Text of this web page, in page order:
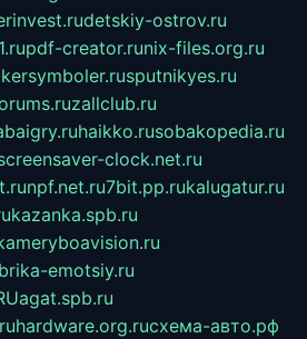
detskiy-ostrov.ru
pdf-creator.runix-files.org.ru
sputnikyes.ru
zallclub.ru
haikko.rusobakopedia.ru
clock.net.ru
npf.net.ru7bit.pp.rukalugatur.ru
kazanka.spb.ru
emotsiy.ru
agat.spb.ru
hardware.org.ruсхема-авто.рф